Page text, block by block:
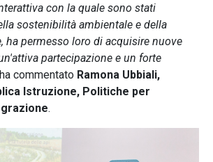
con la quale sono stati
sostenibilità ambientale e della
ha permesso loro di acquisire nuove
partecipazione e un forte
commentato Ramona Ubbiali,
Istruzione, Politiche per
.